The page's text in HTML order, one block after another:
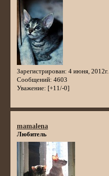
Зарегистрирован: 4 июня, 2012г.
Сообщений: 4603
Уважение: [+11/-0]
mamalena
Любитель